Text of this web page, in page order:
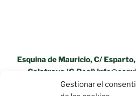
Gestionar el
Esquina de Mauricio, C/
Calatrava (C.Real)